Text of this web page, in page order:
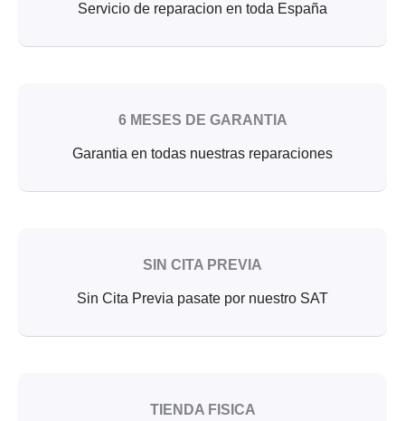
Servicio de reparacion en toda España
6 MESES DE GARANTIA
Garantia en todas nuestras reparaciones
SIN CITA PREVIA
Sin Cita Previa pasate por nuestro SAT
TIENDA FISICA